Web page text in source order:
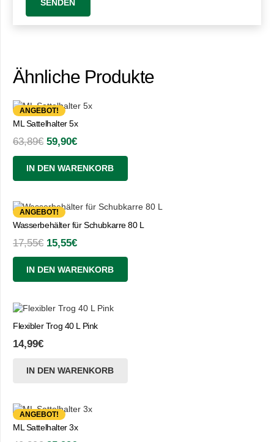
Ähnliche Produkte
ANGEBOT!
ML Sattelhalter 5x
63,89€ Ursprünglicher
Preis
war:
63,89€
59,90€Aktueller
Preis
ist:
59,90€.
IN DEN WARENKORB
ANGEBOT!
Wasserbehälter für Schubkarre 80 L
17,55€ Ursprünglicher
Preis
war:
17,55€
15,55€Aktueller
Preis
ist:
15,55€.
IN DEN WARENKORB
Flexibler Trog 40 L Pink
14,99€
IN DEN WARENKORB
ANGEBOT!
ML Sattelhalter 3x